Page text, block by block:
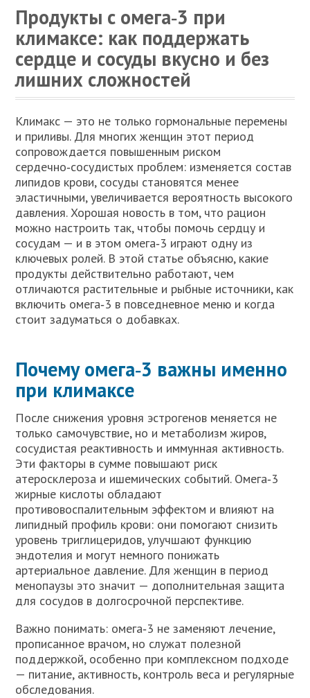
Продукты с омега‑3 при
климаксе: как поддержать
сердце и сосуды вкусно и без
лишних сложностей
Климакс — это не только гормональные перемены
и приливы. Для многих женщин этот период
сопровождается повышенным риском
сердечно‑сосудистых проблем: изменяется состав
липидов крови, сосуды становятся менее
эластичными, увеличивается вероятность высокого
давления. Хорошая новость в том, что рацион
можно настроить так, чтобы помочь сердцу и
сосудам — и в этом омега‑3 играют одну из
ключевых ролей. В этой статье объясню, какие
продукты действительно работают, чем
отличаются растительные и рыбные источники, как
включить омега‑3 в повседневное меню и когда
стоит задуматься о добавках.
Почему омега‑3 важны именно
при климаксе
После снижения уровня эстрогенов меняется не
только самочувствие, но и метаболизм жиров,
сосудистая реактивность и иммунная активность.
Эти факторы в сумме повышают риск
атеросклероза и ишемических событий. Омега‑3
жирные кислоты обладают
противовоспалительным эффектом и влияют на
липидный профиль крови: они помогают снизить
уровень триглицеридов, улучшают функцию
эндотелия и могут немного понижать
артериальное давление. Для женщин в период
менопаузы это значит — дополнительная защита
для сосудов в долгосрочной перспективе.
Важно понимать: омега‑3 не заменяют лечение,
прописанное врачом, но служат полезной
поддержкой, особенно при комплексном подходе
— питание, активность, контроль веса и регулярные
обследования.